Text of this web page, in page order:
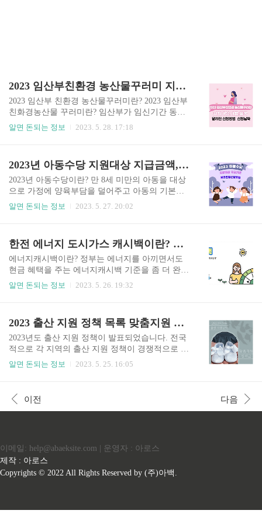
2023 임산부친환경 농산물꾸러미 지원대상,내용,품목 달라진 신청방법 및 신청날짜
2023 임산부 친환경 농산물꾸러미란? 2023 임산부
친화경농산물 꾸러미란? 임산부가 임신기간 동안
건강 증진과 지역 경제 활성화하기 위한 제도로써
물꾸러미 지원대상2022년 작년에는 전국적으로 시
행했던 사업이나 2023년에 정부 예산에 임산부 친
환경 농산물꾸러미 지원 사업이 정부 예산이 전액
삭감되었습니다. 그로 인해 지자체 예산으로 시행
하는 곳과 시행하지 못하는 곳이 발생하고 있습니
보이며 단, 지역사회통합건강증진사업인(영양플러
스)의 지원을 받고 있..
알면 돈되는 정보 2023. 5. 28. 17:18
2023년 아동수당 지원대상 지급금액, 신청 및 계좌변경신청방법
2023년 아동수당이란? 만 8세 미만의 아동을 대상
으로 가정에 양육부담을 덜어주고 아동의 기본적
인 권리와 복지를 증진시키기 위한 정책입니다. 아
(0~95개월) 동안 지급됩니다. ▷ 국제법에 따라 복
수국적자도 포함됩니다. ▷ 난민법에 따라 난민인
정자 포함되며 ※단, 난민인정을 받기 위해 심사진
행 중인 경우 제외됩니다. ▷재한 외국인처우기본
법에 따른 특별기여자 ▣출생신고완료 후 주민등
거주지불명자 중 실제 거주지가 확인되는 자도 포
함 2023년 아동수당 지급금액 ▣ 아동수..
알면 돈되는 정보 2023. 5. 27. 20:02
한전 에너지 도시가스 캐시백이란? 신청기간 방법, 지급기준 금액
에너지캐시백이란? 정부는 에너지를 아끼면서도
현금 혜택을 주는 에너지캐시백 기준을 좀 더 완화
하기로 했습니다. 에너지캐시백은 주변 아파트 단
지급기준 6개월 단위로 지급되며, 아파트 단지는
절감 기준 구간별로 20만 ~ 400만 원, 아파트 세대
는 절감량 1 kWh당 최대 100원까지 돌려받습니다.
캐시백 지급을 위해서는 최소 3%~5% 절감률 달성
이 필요합니다. 에너지 절약 활동에 참여하려면, 지
을 통해 에너지캐시백 가입 신청을 했다면 8월경에
캐시백을 받을 수 있습니다. 에너지 절감 활동 기간
알면 돈되는 정보 2023. 5. 26. 19:32
2023 출산 지원 정책 목록 맞춤지원 및 전국 장려금지원 신청방법
2023년도 출산 지원 정책이 발표되었습니다. 전국
적으로 각 지역의 출산 지원 정책이 경쟁적으로 바
뀌고 있는데 맞춤지원이랑 장려금과 추가로 어떠
란? 2023년 출산 지원 정책의 변화가 생긴 이유는 2
022년 대한민국 합계출산율은 0.78명으로 OECD국
적으로 낮은 수준이라 국민들한테 큰 충격을 줬습
니다. 그래서 출산을 장려하기 위해서 나온 정책이
출산 지원 정책이라고 보시면 됩니다. 신청 방법 하
알면 돈되는 정보 2023. 5. 25. 16:05
이전 다음
이메일: help@abaeksite.com | 운영자 : 아로스
제작 : 아로스
Copyrights © 2022 All Rights Reserved by (주)아백.